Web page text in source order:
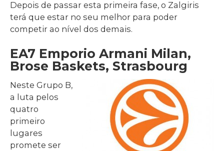
Depois de passar esta primeira fase, o Zalgiris
terá que estar no seu melhor para poder
competir ao nível dos demais.
EA7 Emporio Armani Milan,
Brose Baskets, Strasbourg
Neste Grupo B,
a luta pelos
quatro
primeiro
lugares
promete ser